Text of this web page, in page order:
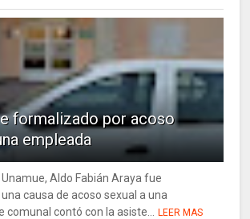
formalizado por acoso
empleada
Aldo Fabián Araya fue
causa de acoso sexual a una
comunal contó con la asiste...
LEER MAS